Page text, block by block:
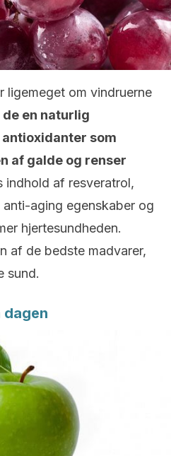
ligemeget om vindruerne
de en naturlig
som
af galde og renser
indhold af resveratrol,
anti-aging egenskaber og
hjertesundheden.
af de bedste madvarer,
sund.